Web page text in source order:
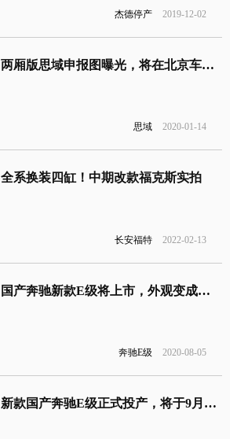
杰德停产 2019-12-02
两厢版思域申报图曝光，将在北京车展首发亮相
思域 2020-01-14
全系换装四缸！中期改款福克斯实拍
长安福特 2022-02-13
国产奔驰新款E级将上市，外观变成这样了！
奔驰E级 2020-08-05
新款国产奔驰E级正式投产，将于9月底上市